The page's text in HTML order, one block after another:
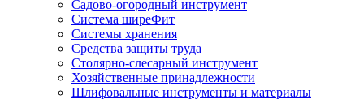
Садово-огородный инструмент
Система ширеФит
Системы хранения
Средства защиты труда
Столярно-слесарный инструмент
Хозяйственные принадлежности
Шлифовальные инструменты и материалы